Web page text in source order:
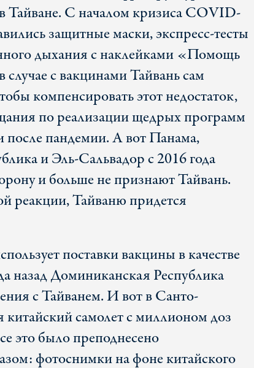
Тайване. С началом кризиса COVID-
защитные маски, экспресс-тесты
дыхания с наклейками «Помощь
с вакцинами Тайвань сам
компенсировать этот недостаток,
по реализации щедрых программ
пандемии. А вот Панама,
и Эль-Сальвадор с 2016 года
и больше не признают Тайвань.
реакции, Тайваню придется
поставки вакцины в качестве
назад Доминиканская Республика
с Тайванем. И вот в Санто-
самолет с миллионом доз
это было преподнесено
фотоснимки на фоне китайского